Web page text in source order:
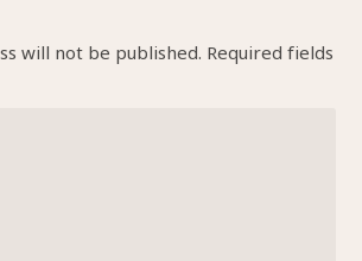
will not be published. Required fields